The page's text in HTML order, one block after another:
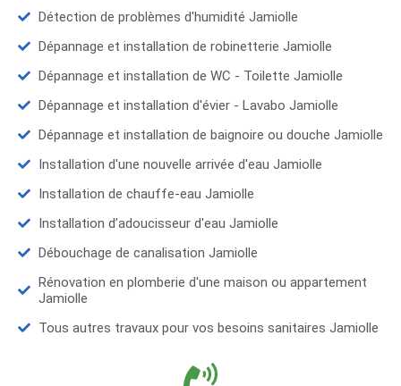
Détection de problèmes d'humidité Jamiolle
Dépannage et installation de robinetterie Jamiolle
Dépannage et installation de WC - Toilette Jamiolle
Dépannage et installation d'évier - Lavabo Jamiolle
Dépannage et installation de baignoire ou douche Jamiolle
Installation d'une nouvelle arrivée d'eau Jamiolle
Installation de chauffe-eau Jamiolle
Installation d’adoucisseur d'eau Jamiolle
Débouchage de canalisation Jamiolle
Rénovation en plomberie d'une maison ou appartement
Jamiolle
Tous autres travaux pour vos besoins sanitaires Jamiolle